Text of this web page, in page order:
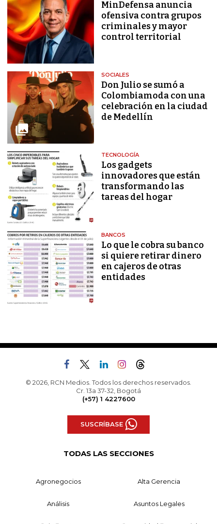
MinDefensa anuncia
ofensiva contra grupos
criminales y mayor
control territorial
SOCIALES
Don Julio se sumó a
Colombiamoda con una
celebración en la ciudad
de Medellín
TECNOLOGÍA
Los gadgets
innovadores que están
transformando las
tareas del hogar
BANCOS
Lo que le cobra su banco
si quiere retirar dinero
en cajeros de otras
entidades
© 2026, RCN Medios. Todos los derechos reservados.
Cr. 13a 37-32, Bogotá
(+57) 1 4227600
SUSCRÍBASE
TODAS LAS SECCIONES
Agronegocios Alta Gerencia
Análisis Asuntos Legales